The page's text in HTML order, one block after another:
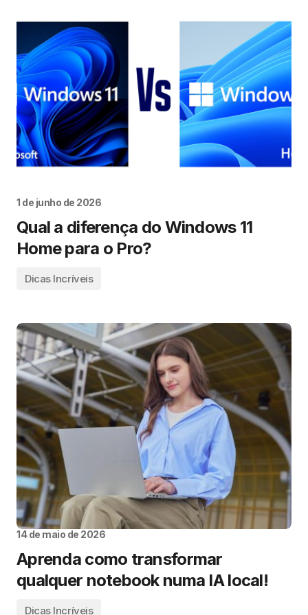
1 de junho de 2026
Qual a diferença do Windows 11
Home para o Pro?
Dicas Incríveis
14 de maio de 2026
Aprenda como transformar
qualquer notebook numa IA local!
Dicas Incríveis